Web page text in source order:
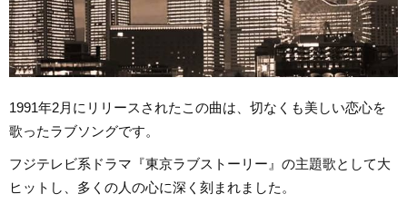
1991年2月にリリースされたこの曲は、切なくも美しい恋心を
歌ったラブソングです。
フジテレビ系ドラマ『東京ラブストーリー』の主題歌として大
ヒットし、多くの人の心に深く刻まれました。